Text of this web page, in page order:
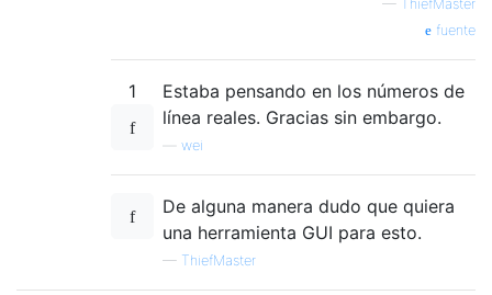
— ThiefMaster
fuente
1
Estaba pensando en los números de
línea reales. Gracias sin embargo.
wei
De alguna manera dudo que quiera
una herramienta GUI para esto.
— ThiefMaster